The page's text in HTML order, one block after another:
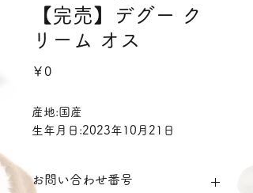
【完売】デグー ク
リーム オス
￥0価
産地:国産
生年月日:2023年10月21日
お問い合わせ番号